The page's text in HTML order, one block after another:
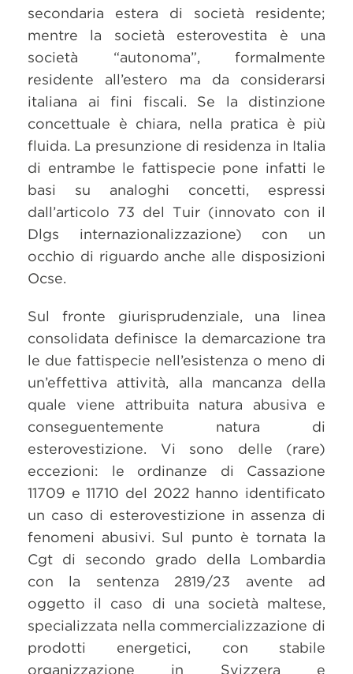
secondaria estera di società residente;
mentre la società esterovestita è una
società “autonoma”, formalmente
residente all’estero ma da considerarsi
italiana ai fini fiscali. Se la distinzione
concettuale è chiara, nella pratica è più
fluida. La presunzione di residenza in Italia
di entrambe le fattispecie pone infatti le
basi su analoghi concetti, espressi
dall’articolo 73 del Tuir (innovato con il
Dlgs internazionalizzazione) con un
occhio di riguardo anche alle disposizioni
Ocse.
Sul fronte giurisprudenziale, una linea
consolidata definisce la demarcazione tra
le due fattispecie nell’esistenza o meno di
un’effettiva attività, alla mancanza della
quale viene attribuita natura abusiva e
conseguentemente natura di
esterovestizione. Vi sono delle (rare)
eccezioni: le ordinanze di Cassazione
11709 e 11710 del 2022 hanno identificato
un caso di esterovestizione in assenza di
fenomeni abusivi. Sul punto è tornata la
Cgt di secondo grado della Lombardia
con la sentenza 2819/23 avente ad
oggetto il caso di una società maltese,
specializzata nella commercializzazione di
prodotti energetici, con stabile
organizzazione in Svizzera e